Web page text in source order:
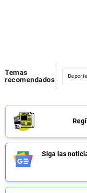
Temas
recomendados
Siga las